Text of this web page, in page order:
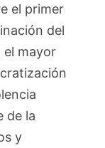
el primer
del
el mayor
de la
y